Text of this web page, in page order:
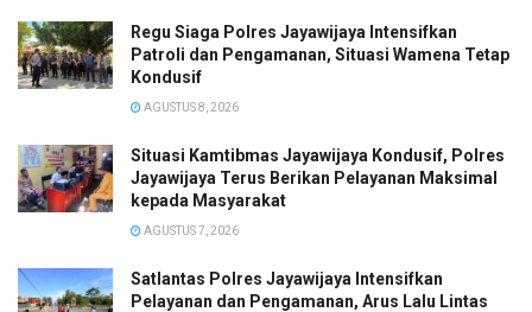
Regu Siaga Polres Jayawijaya Intensifkan
Patroli dan Pengamanan, Situasi Wamena Tetap
Kondusif
AGUSTUS 8, 2026
Situasi Kamtibmas Jayawijaya Kondusif, Polres
Jayawijaya Terus Berikan Pelayanan Maksimal
kepada Masyarakat
AGUSTUS 7, 2026
Satlantas Polres Jayawijaya Intensifkan
Pelayanan dan Pengamanan, Arus Lalu Lintas